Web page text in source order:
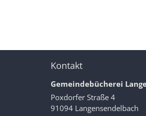
Kontakt
Gemeindebücherei
Poxdorfer Straße 4
91094 Langensendelbach